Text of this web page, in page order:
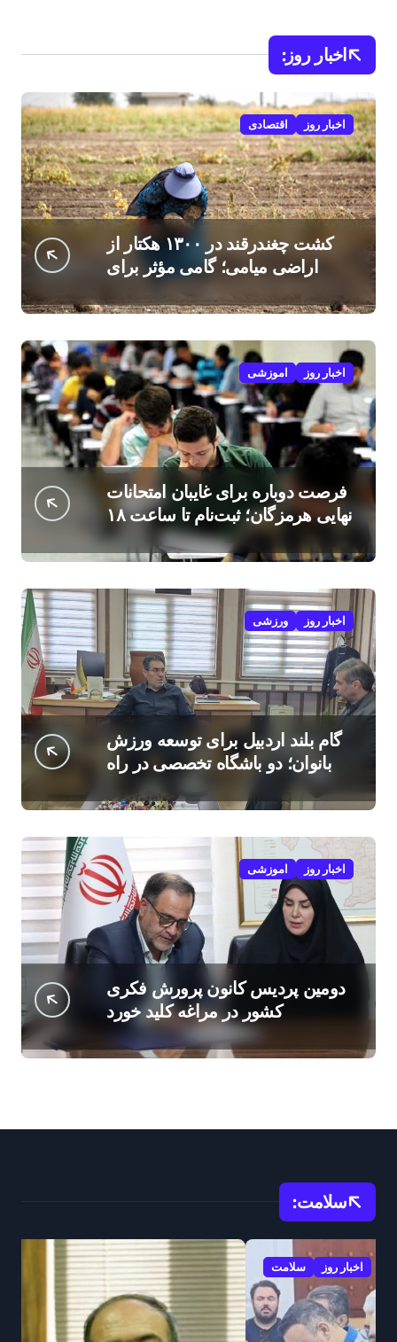
اخبار روز:
اخبار روز اقتصادی
کشت چغندرقند در ۱۳۰۰ هکتار از
اراضی میامی؛ گامی مؤثر برای
افزایش درآمد کشاورزان
اخبار روز اموزشی
فرصت دوباره برای غایبان امتحانات
نهایی هرمزگان؛ ثبت‌نام تا ساعت ۱۸
امروز
اخبار روز ورزشی
گام بلند اردبیل برای توسعه ورزش
بانوان؛ دو باشگاه تخصصی در راه
است
اخبار روز اموزشی
دومین پردیس کانون پرورش فکری
کشور در مراغه کلید خورد
سلامت:
اخبار روز سلامت